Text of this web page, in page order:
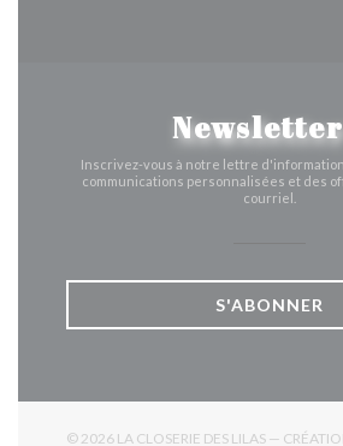
Inscrivez-vous à notre lettre
communications personnalisées et des
courriel.
S'ABONNER
© 2026 LA CLOSERIE DES LILAS —